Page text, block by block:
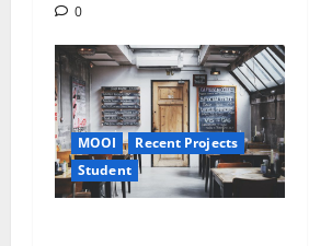
0
MOOI
Recent Projects
Student